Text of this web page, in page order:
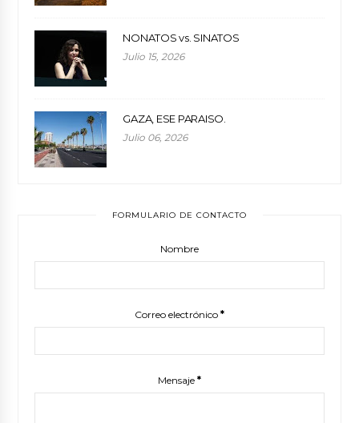
NONATOS vs. SINATOS
Julio 15, 2026
GAZA, ESE PARAISO.
Julio 06, 2026
FORMULARIO DE CONTACTO
Nombre
Correo electrónico *
Mensaje *